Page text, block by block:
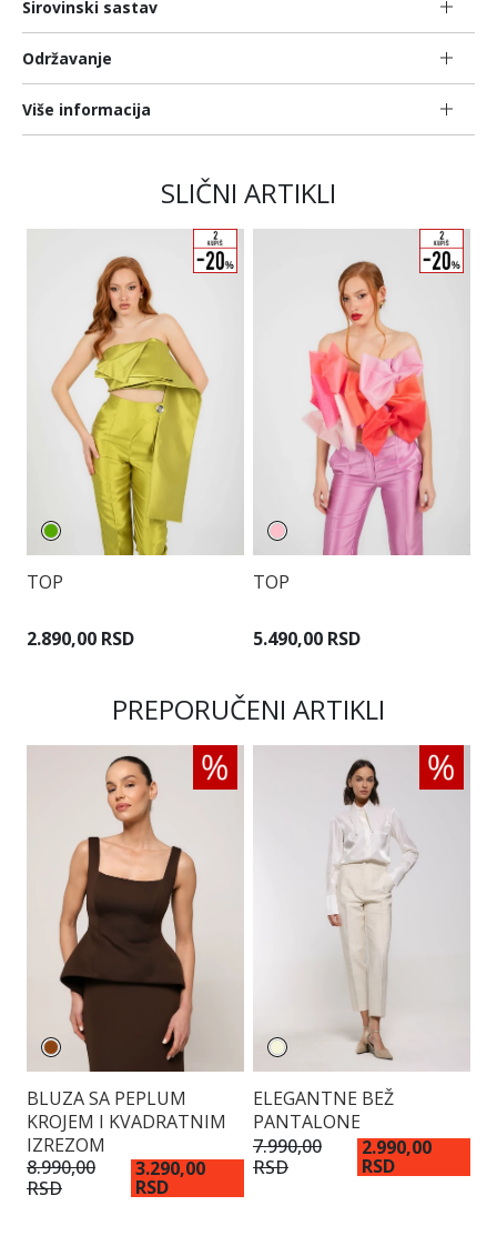
Sirovinski sastav
Održavanje
Više informacija
SLIČNI ARTIKLI
TOP
2.890,00 RSD
TOP
5.490,00 RSD
PREPORUČENI ARTIKLI
BLUZA SA PEPLUM
KROJEM I KVADRATNIM
IZREZOM
8.990,00
RSD
3.290,00
RSD
ELEGANTNE BEŽ
PANTALONE
7.990,00
RSD
2.990,00
RSD